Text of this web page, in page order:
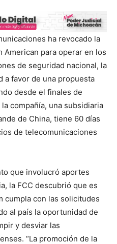
ha revocado la
American para operar en los
de seguridad nacional, la
a favor de una propuesta
desde el finales de
compañía, una subsidiaria
de China, tiene 60 días
de telecomunicaciones
que involucró aportes
, la FCC descubrió que es
cumpla con las solicitudes
al país la oportunidad de
y desviar las
“La promoción de la